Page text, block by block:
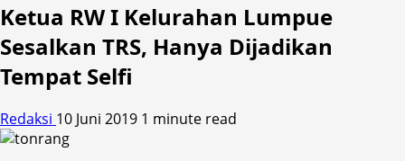
Ketua RW I Kelurahan Lumpue
Sesalkan TRS, Hanya Dijadikan
Tempat Selfi
Redaksi 10 Juni 2019 1 minute read